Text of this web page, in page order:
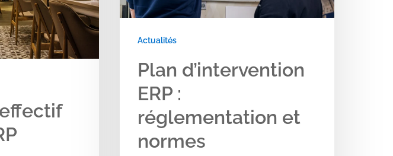
Actualités
Plan d’intervention
ERP :
réglementation et
normes